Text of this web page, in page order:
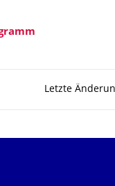
Letzte